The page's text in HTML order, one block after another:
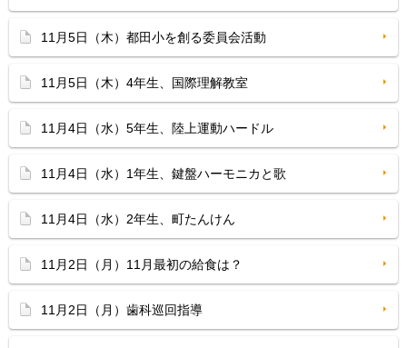
11月5日（木）都田小を創る委員会活動
11月5日（木）4年生、国際理解教室
11月4日（水）5年生、陸上運動ハードル
11月4日（水）1年生、鍵盤ハーモニカと歌
11月4日（水）2年生、町たんけん
11月2日（月）11月最初の給食は？
11月2日（月）歯科巡回指導